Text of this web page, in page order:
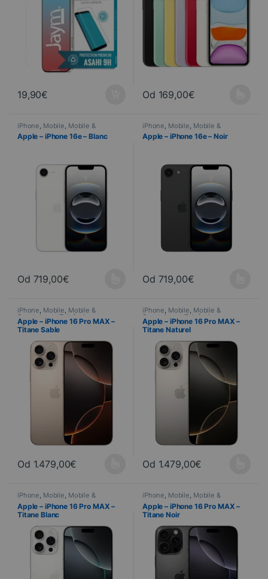
19,90€ Od 169,00€
Ce produit a plusieurs
iPhone Mobile Mobile &
Smartphone Telefonia
Apple – iPhone 16e – Blanc
Od 719,00€
Ce produit a plusieurs variations. Les options peuvent être
iPhone Mobile Mobile &
Smartphone Telefonia
Apple – iPhone 16e – Noir
Od 719,00€
Ce produit a plusieurs
iPhone, Mobile, Mobile &
Smartphone ,Telefonia
Apple – iPhone 16 Pro MAX –
Titane Sable
Od 1.479,00€
Ce produit a plusieurs variations. Les options peuvent être
iPhone, Mobile, Mobile &
Smartphone ,Telefonia
Apple – iPhone 16 Pro MAX –
Titane Naturel
Od 1.479,00€
Ce produit a plusieurs
iPhone, Mobile, Mobile &
Smartphone Telefonia
Apple – iPhone 16 Pro MAX –
Titane Blanc
iPhone, Mobile, Mobile &
Smartphone Telefonia
Apple – iPhone 16 Pro MAX –
Titane Noir